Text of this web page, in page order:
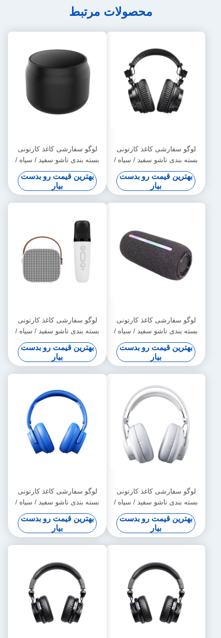
محصولات مرتبط
لوگو سفارشی کاغذ کارتونی
بسته بندی تاشو سفید / سیاه /
طلایی رز جعبه هدیه مغناطیسی
لوکس با بندش نوار
بهترین قیمت رو بدست
بیار
لوگو سفارشی کاغذ کارتونی
بسته بندی تاشو سفید / سیاه /
طلایی رز جعبه هدیه مغناطیسی
لوکس با بندش نوار
بهترین قیمت رو بدست
بیار
لوگو سفارشی کاغذ کارتونی
بسته بندی تاشو سفید / سیاه /
طلایی رز جعبه هدیه مغناطیسی
لوکس با بندش نوار
بهترین قیمت رو بدست
بیار
لوگو سفارشی کاغذ کارتونی
بسته بندی تاشو سفید / سیاه /
طلایی رز جعبه هدیه مغناطیسی
لوکس با بندش نوار
بهترین قیمت رو بدست
بیار
لوگو سفارشی کاغذ کارتونی
بسته بندی تاشو سفید / سیاه /
طلایی رز جعبه هدیه مغناطیسی
لوکس با بندش نوار
بهترین قیمت رو بدست
بیار
لوگو سفارشی کاغذ کارتونی
بسته بندی تاشو سفید / سیاه /
طلایی رز جعبه هدیه مغناطیسی
لوکس با بندش نوار
بهترین قیمت رو بدست
بیار